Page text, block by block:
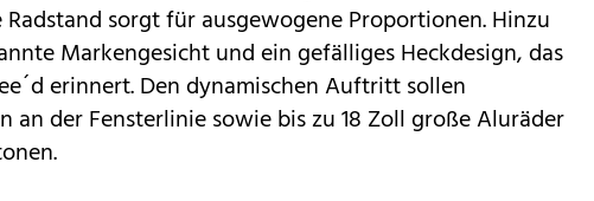
sorgt für ausgewogene Proportionen. Hinzu
Markengesicht und ein gefälliges Heckdesign, das
erinnert. Den dynamischen Auftritt sollen
an der Fensterlinie sowie bis zu 18 Zoll große Aluräder